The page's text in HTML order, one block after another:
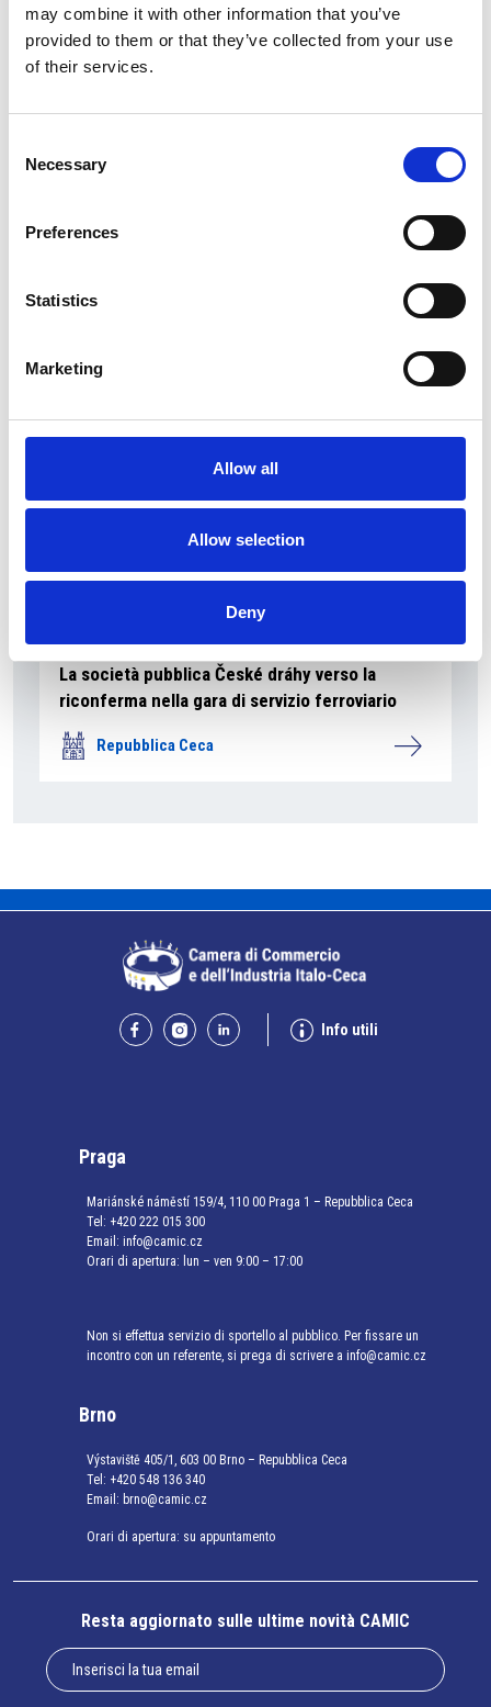
may combine it with other information that you’ve
provided to them or that they’ve collected from your use
of their services.
Selection
Necessary
Preferences
Statistics
Marketing
Allow all
Allow selection
Deny
La Škoda avvia la produzione del suo SUV Peaq
La società pubblica České dráhy verso la
riconferma nella gara di servizio ferroviario
Repubblica Ceca
Info utili
Praga
Mariánské náměstí 159/4, 110 00 Praga 1 – Repubblica Ceca
Tel: +420 222 015 300
Email: info@camic.cz
Orari di apertura: lun – ven 9:00 – 17:00
Non si effettua servizio di sportello al pubblico. Per fissare un
incontro con un referente, si prega di scrivere a info@camic.cz
Brno
Výstaviště 405/1, 603 00 Brno – Repubblica Ceca
Tel: +420 548 136 340
Email: brno@camic.cz
Orari di apertura: su appuntamento
Resta aggiornato sulle ultime novità CAMIC